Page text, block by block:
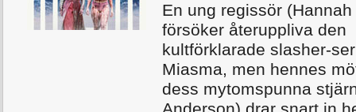
En ung regissör
försöker återuppliva den
kultförklarade slasher-
Miasma, men hennes
dess mytomspunna